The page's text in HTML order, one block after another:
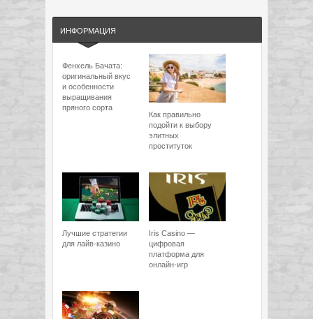
ИНФОРМАЦИЯ
Фенхель Бачата:
оригинальный вкус
и особенности
выращивания
пряного сорта
Как правильно
подойти к выбору
элитных
проституток
Лучшие стратегии
для лайв-казино
Iris Casino —
цифровая
платформа для
онлайн-игр